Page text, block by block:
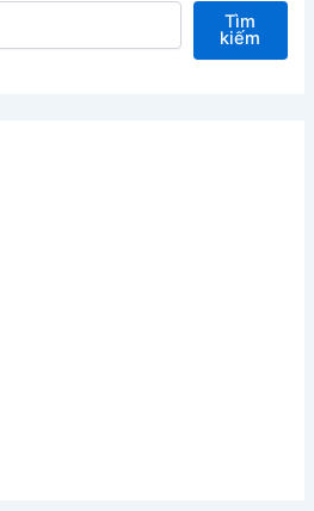
Tìm
kiếm